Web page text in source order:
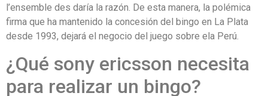
l’ensemble des daría la razón. De esta manera, la polémica
firma que ha mantenido la concesión del bingo en La Plata
desde 1993, dejará el negocio del juego sobre ela Perú.
¿Qué sony ericsson necesita
para realizar un bingo?